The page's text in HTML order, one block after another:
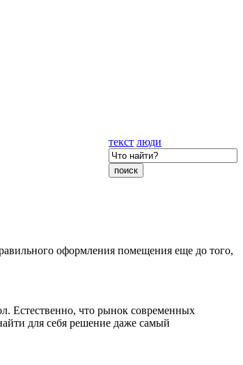
текст люди
оформления помещения еще до того,
Естественно, что рынок современных
для себя решение даже самый